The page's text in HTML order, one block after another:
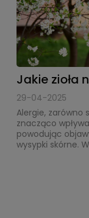
Jakie zioła
29-04-2025
Alergie, zarówno
znacząco
powodując
wysypki skórne.